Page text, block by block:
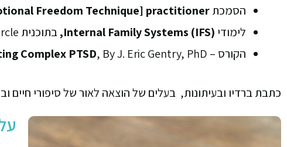
הסמכתFreedom Technique] practitioner
לימודי Internal Family Systems (IFS), בתוכנית IFS Online Circle של IFS Institute.
הקורס –
Complex PTSD, By J. Eric Gentry, PhD
כתבת ברדיו ובעיתונות, בעלים של הוצאה לאור של סיפורי חיים